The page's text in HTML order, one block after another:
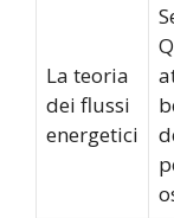
La teoria
dei flussi
energetici